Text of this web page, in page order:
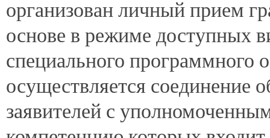
организован личный прием
основе в режиме доступных
специального
осуществляется соединение
заявителей с